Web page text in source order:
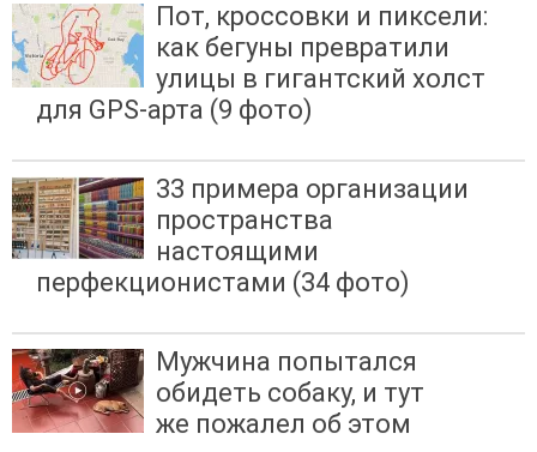
Пот, кроссовки и пиксели:
как бегуны превратили
улицы в гигантский холст
для GPS-арта (9 фото)
33 примера организации
пространства
настоящими
перфекционистами (34 фото)
Мужчина попытался
обидеть собаку, и тут
же пожалел об этом